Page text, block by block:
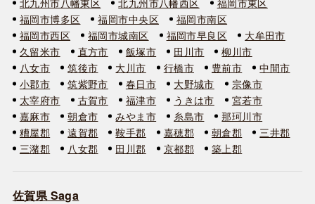
福岡市博多区
福岡市中央区
福岡市南区
福岡市西区
福岡市城南区 福岡市早良区
大牟田市
久留米市
直方市 飯塚市 田川市
柳川市
八女市
筑後市 大川市 行橋市 豊前市
中間市
小郡市
筑紫野市 春日市 大野城市
宗像市
太宰府市
古賀市 福津市 うきは市
宮若市
嘉麻市
朝倉市 みやま市 糸島市
那珂川市
糟屋郡
遠賀郡 鞍手郡 嘉穂郡 朝倉郡
三井郡
三潴郡
八女郡 田川郡 京都郡 築上郡
佐賀県 Saga